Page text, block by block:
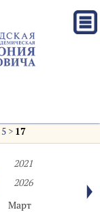
5> 17
2021
2026
Март